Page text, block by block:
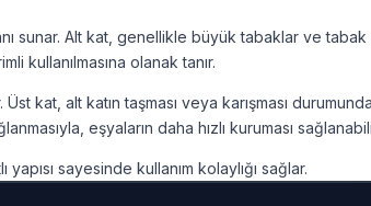
sunar. Alt kat, genellikle büyük tabaklar ve tabak
kullanılmasına olanak tanır.
kat, alt katın taşması veya karışması
eşyaların daha hızlı kuruması
sayesinde kullanım kolaylığı sağlar.